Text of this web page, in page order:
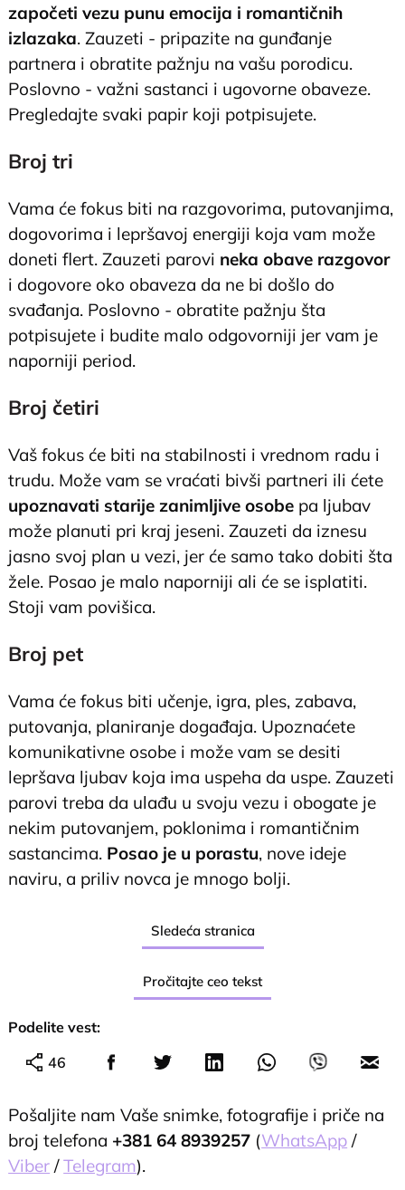
započeti vezu punu emocija i romantičnih
izlazaka. Zauzeti - pripazite na gunđanje
partnera i obratite pažnju na vašu porodicu.
Poslovno - važni sastanci i ugovorne obaveze.
Pregledajte svaki papir koji potpisujete.
Broj tri
Vama će fokus biti na razgovorima, putovanjima,
dogovorima i lepršavoj energiji koja vam može
doneti flert. Zauzeti parovi neka obave razgovor
i dogovore oko obaveza da ne bi došlo do
svađanja. Poslovno - obratite pažnju šta
potpisujete i budite malo odgovorniji jer vam je
naporniji period.
Broj četiri
Vaš fokus će biti na stabilnosti i vrednom radu i
trudu. Može vam se vraćati bivši partneri ili ćete
upoznavati starije zanimljive osobe pa ljubav
može planuti pri kraj jeseni. Zauzeti da iznesu
jasno svoj plan u vezi, jer će samo tako dobiti šta
žele. Posao je malo naporniji ali će se isplatiti.
Stoji vam povišica.
Broj pet
Vama će fokus biti učenje, igra, ples, zabava,
putovanja, planiranje događaja. Upoznaćete
komunikativne osobe i može vam se desiti
lepršava ljubav koja ima uspeha da uspe. Zauzeti
parovi treba da ulađu u svoju vezu i obogate je
nekim putovanjem, poklonima i romantičnim
sastancima. Posao je u porastu, nove ideje
naviru, a priliv novca je mnogo bolji.
Sledeća stranica
Pročitajte ceo tekst
Podelite vest:
46
Pošaljite nam Vaše snimke, fotografije i priče na
broj telefona +381 64 8939257 (WhatsApp /
Viber /Telegram).